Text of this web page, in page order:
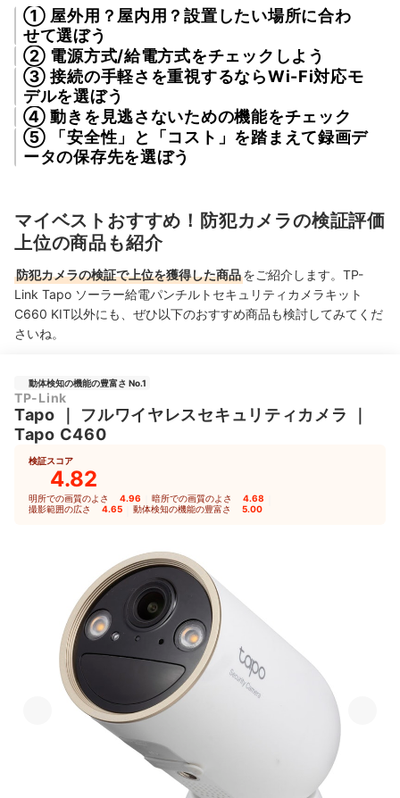
① 屋外用？屋内用？設置したい場所に合わ
せて選ぼう
② 電源方式/給電方式をチェックしよう
③ 接続の手軽さを重視するならWi-Fi対応モ
デルを選ぼう
④ 動きを見逃さないための機能をチェック
⑤ 「安全性」と「コスト」を踏まえて録画デ
ータの保存先を選ぼう
マイベストおすすめ！防犯カメラの検証評価
上位の商品も紹介
防犯カメラの検証で上位を獲得した商品をご紹介します。TP-
Link Tapo ソーラー給電パンチルトセキュリティカメラキット
C660 KIT以外にも、ぜひ以下のおすすめ商品も検討してみてくだ
さいね。
動体検知の機能の豊富さ No.1
TP-Link
Tapo フルワイヤレスセキュリティカメラ
Tapo C460
検証スコア
4.82
明所での画質のよさ 4.96 暗所での画質のよさ 4.68
撮影範囲の広さ 4.65 動体検知の機能の豊富さ 5.00